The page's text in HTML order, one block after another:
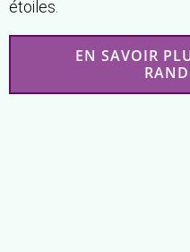
étoiles.
EN SAVOIR